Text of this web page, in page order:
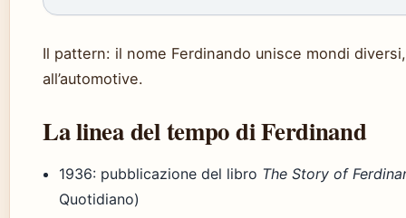
Il pattern: il nome Ferdinando unisce mondi diversi,
all’automotive.
La linea del tempo di Ferdinand
1936: pubblicazione del libro The Story of
Quotidiano)